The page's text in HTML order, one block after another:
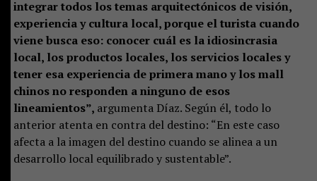
integrar todos los temas arquitectónicos de visión,
experiencia y cultura local, porque el turista cuando
viene busca eso: conocer cuál es la idiosincrasia
local, los productos locales, los servicios locales y
tener esa experiencia de primera mano y los mall
chinos no responden a ninguno de esos
lineamientos”, argumenta Díaz. Según él, todo lo
anterior atenta en contra del destino: “En este caso
afecta a la imagen del destino cuando se alinea a un
desarrollo local equilibrado y sustentable”.